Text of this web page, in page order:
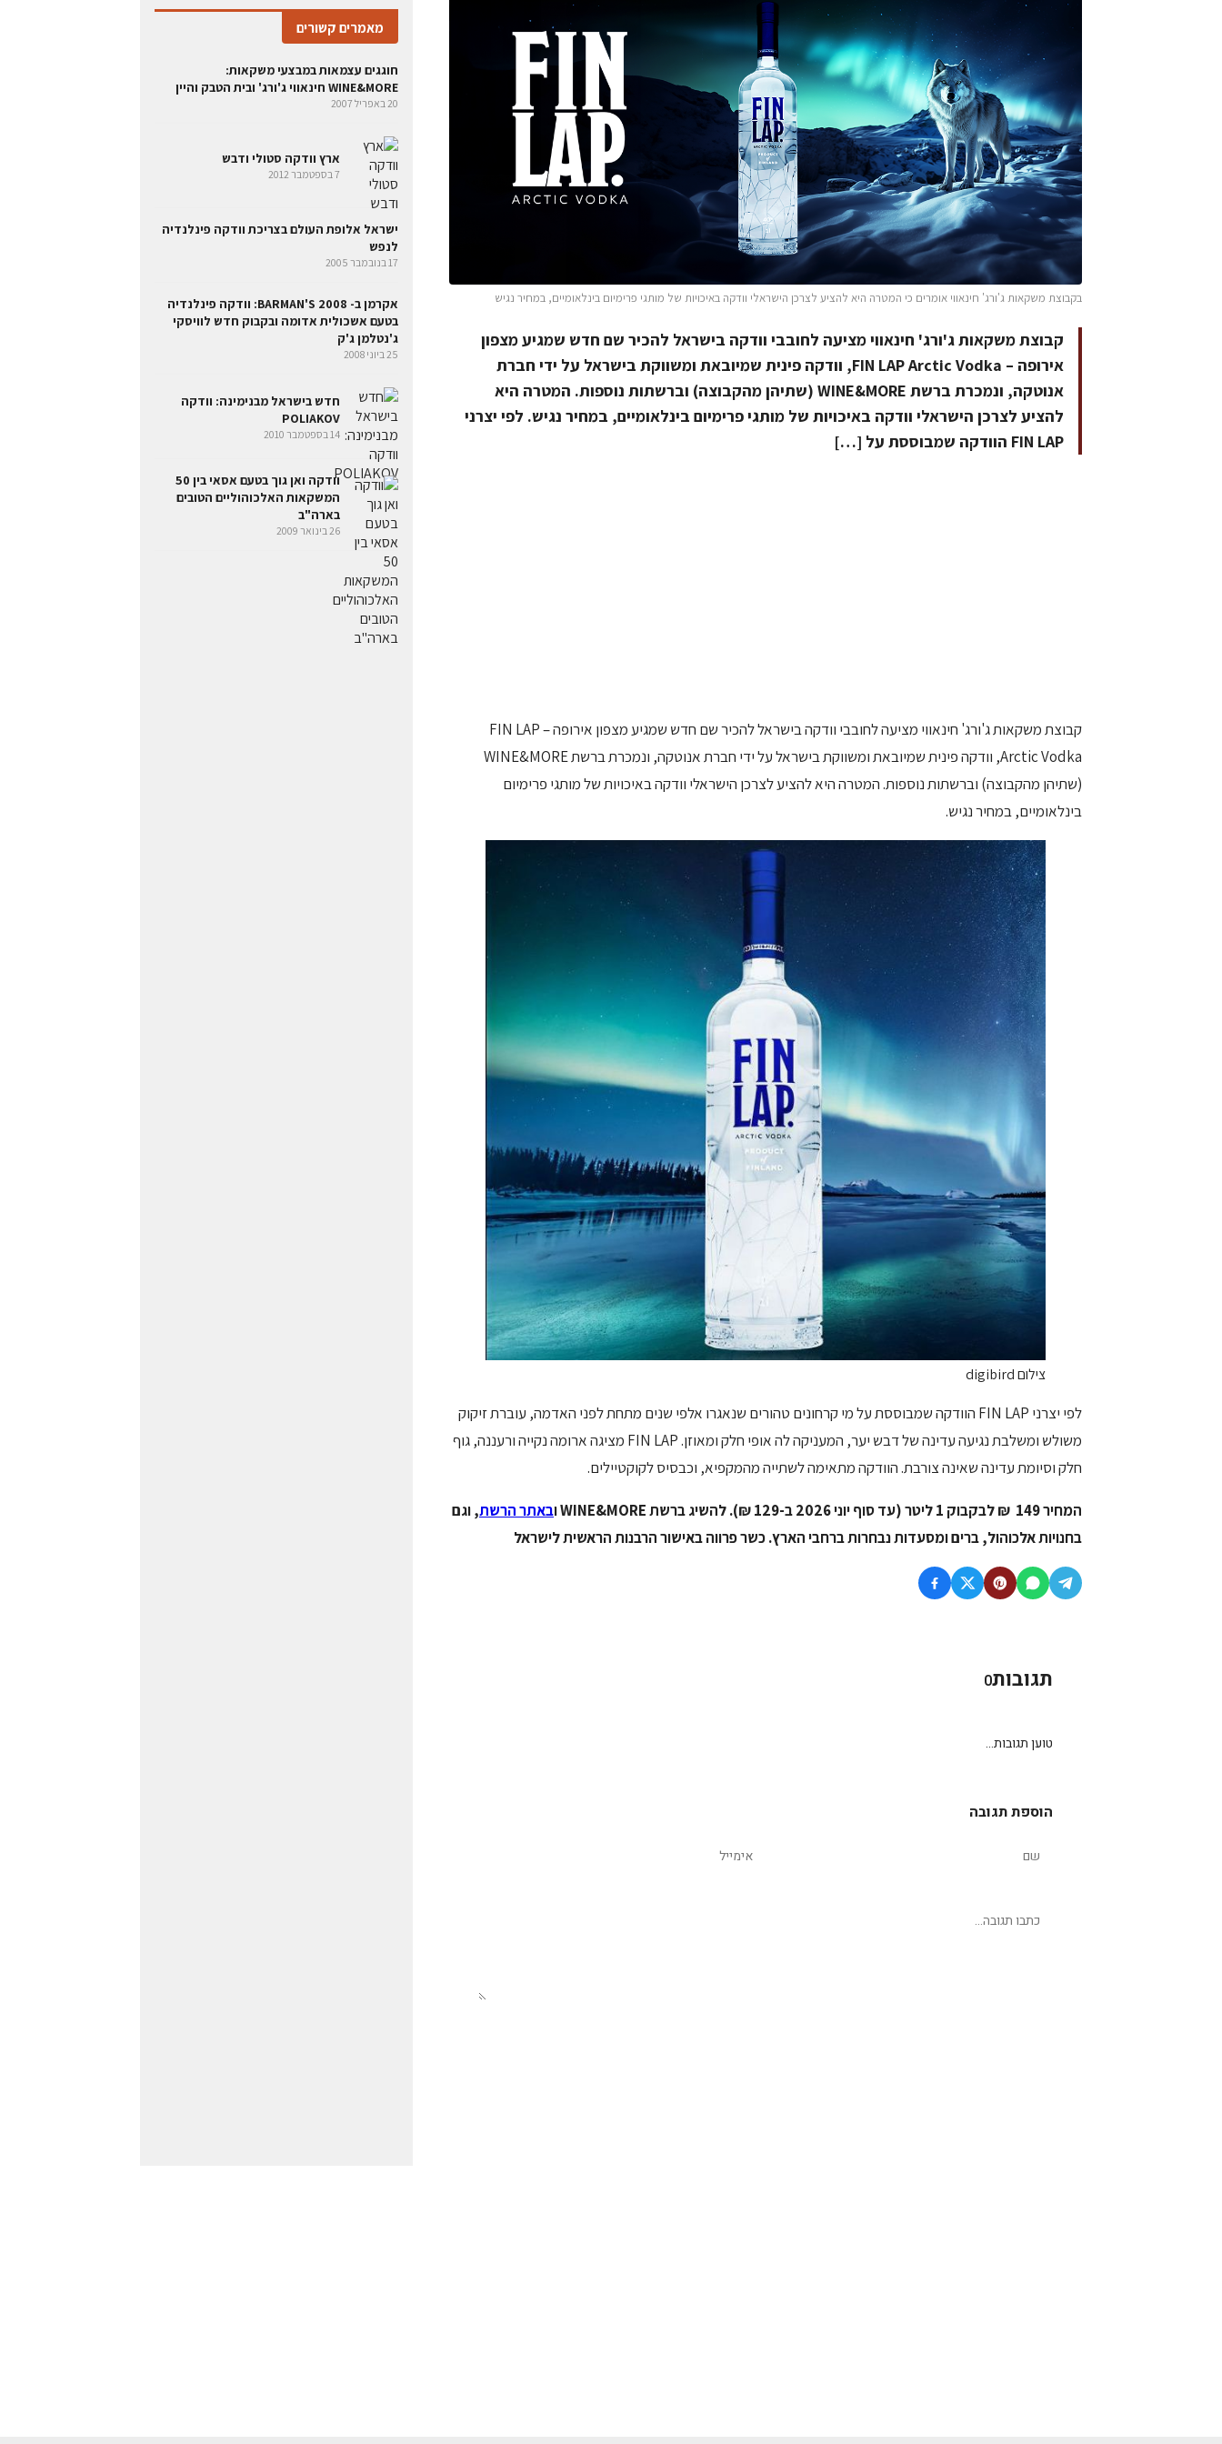
בקבוצת משקאות ג'ורג' חינאווי אומרים כי המטרה היא להציע לצרכן הישראלי וודקה באיכויות של מותגי פרימיום בינלאומיים, במחיר נגיש
קבוצת משקאות ג'ורג' חינאווי מציעה לחובבי וודקה בישראל להכיר שם חדש שמגיע מצפון
אירופה – FIN LAP Arctic Vodka, וודקה פינית שמיובאת ומשווקת בישראל על ידי חברת
אנוטקה, ונמכרת ברשת WINE&MORE (שתיהן מהקבוצה) וברשתות נוספות. המטרה היא
להציע לצרכן הישראלי וודקה באיכויות של מותגי פרימיום בינלאומיים, במחיר נגיש. לפי יצרני
FIN LAP הוודקה שמבוססת על […]
קבוצת משקאות ג'ורג' חינאווי מציעה לחובבי וודקה בישראל להכיר שם חדש שמגיע מצפון אירופה – FIN LAP
Arctic Vodka, וודקה פינית שמיובאת ומשווקת בישראל על ידי חברת אנוטקה, ונמכרת ברשת WINE&MORE
(שתיהן מהקבוצה) וברשתות נוספות. המטרה היא להציע לצרכן הישראלי וודקה באיכויות של מותגי פרימיום
בינלאומיים, במחיר נגיש.
צילום digibird
לפי יצרני FIN LAP הוודקה שמבוססת על מי קרחונים טהורים שנאגרו אלפי שנים מתחת לפני האדמה, עוברת זיקוק
משולש ומשלבת נגיעה עדינה של דבש יער, המעניקה לה אופי חלק ומאוזן. FIN LAP מציגה ארומה נקייה ורעננה, גוף
חלק וסיומת עדינה שאינה צורבת. הוודקה מתאימה לשתייה מהמקפיא, וכבסיס לקוקטיילים.
המחיר 149 ₪ לבקבוק 1 ליטר (עד סוף יוני 2026 ב-129 ₪). להשיג ברשת WINE&MORE ו באתר הרשת, וגם
בחנויות אלכוהול, ברים ומסעדות נבחרות ברחבי הארץ. כשר פרווה באישור הרבנות הראשית לישראל
תגובות0
טוען תגובות...
הוספת תגובה
מאמרים קשורים
חוגגים עצמאות במבצעי משקאות:
WINE&MORE חינאווי ג'ורג' ובית הטבק והיין
20 באפריל 2007
ארץ וודקה סטולי ודבש
7 בספטמבר 2012
ישראל אלופת העולם בצריכת וודקה פינלנדיה
לנפש
17 בנובמבר 2005
אקרמן ב- BARMAN'S 2008: וודקה פינלנדיה
בטעם אשכולית אדומה ובקבוק חדש לוויסקי
ג'נטלמן ג'ק
25 ביוני 2008
חדש בישראל מבנימינה: וודקה
POLIAKOV
14 בספטמבר 2010
וודקה ואן גוך בטעם אסאי בין 50
המשקאות האלכוהוליים הטובים
בארה"ב
26 בינואר 2009